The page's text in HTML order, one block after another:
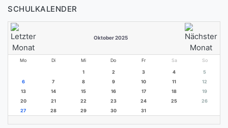
SCHULKALENDER
Oktober 2025
Mo Di Mi Do Fr Sa So
1 2 3 4
5
6
7 8 9 10 11
12
13
14 15 16 17 18
19
20
21 22 23 24 25
26
27
28 29 30 31